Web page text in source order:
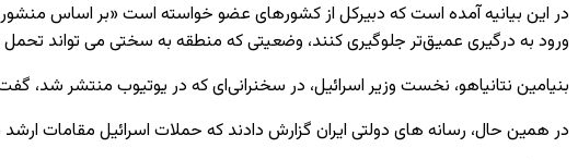
در این بیانیه آمده است که دبیرکل از کشورهای عضو خواسته است «بر اساس
ورود به درگیری عمیق‌تر جلوگیری کنند، وضعیتی که منطقه به سختی می ‌تواند
بنیامین نتانیاهو، نخست ‌وزیر اسرائیل، در سخنرانی‌ای که در یوتیوب منتشر شد،
در همین حال، رسانه‌ های دولتی ایران گزارش دادند که حملات اسرائیل مقامات